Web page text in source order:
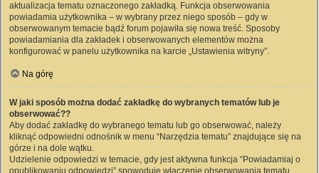
aktualizacja tematu oznaczonego zakładką. Funkcja obserwowania
powiadamia użytkownika – w wybrany przez niego sposób – gdy w
obserwowanym temacie bądź forum pojawiła się nowa treść. Sposoby
powiadamiania dla zakładek i obserwowanych elementów można
konfigurować w panelu użytkownika na karcie „Ustawienia witryny”.
Na górę
W jaki sposób można dodać zakładkę do wybranych tematów lub je
obserwować??
Aby dodać zakładkę do wybranego tematu lub go obserwować, należy
kliknąć odpowiedni odnośnik w menu “Narzędzia tematu” znajdujące się na
górze i na dole wątku.
Udzielenie odpowiedzi w temacie, gdy jest aktywna funkcja “Powiadamiaj o
opublikowaniu odpowiedzi” spowoduje włączenie obserwowania tematu.